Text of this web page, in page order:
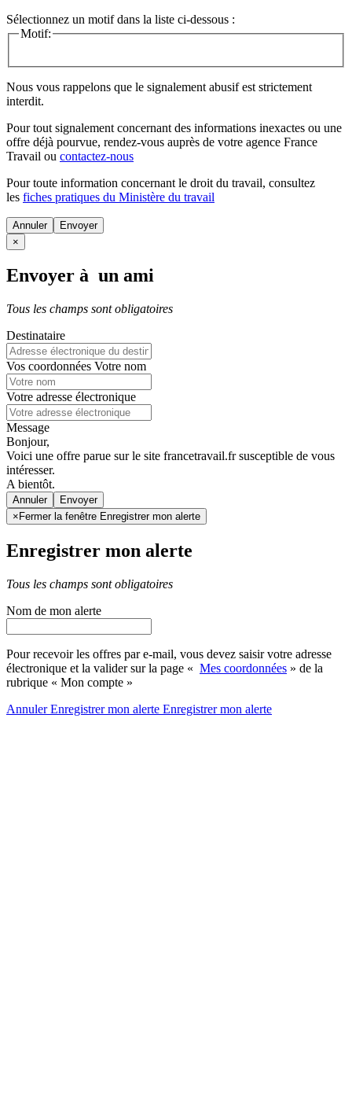
Sélectionnez un motif dans la liste ci-dessous :
Motif:
Nous vous rappelons que le signalement abusif est strictement
interdit.
Pour tout signalement concernant des informations inexactes ou une
offre déjà pourvue, rendez-vous auprès de votre agence France
Travail ou contactez-nous
Pour toute information concernant le droit du travail, consultez
les fiches pratiques du Ministère du travail
Annuler
×
Envoyer à un ami
Tous les champs sont obligatoires
Destinataire
Vos coordonnées Votre nom
Votre adresse électronique
Message
Bonjour,
Voici une offre parue sur le site francetravail.fr susceptible de vous
intéresser.
A bientôt.
Annuler
× Fermer la fenêtre Enregistrer mon alerte
Enregistrer mon alerte
Tous les champs sont obligatoires
Nom de mon alerte
Pour recevoir les offres par e-mail, vous devez saisir votre adresse
électronique et la valider sur la page « Mes coordonnées » de la
rubrique « Mon compte »
AnnulerEnregistrer mon alerte Enregistrermon alerte